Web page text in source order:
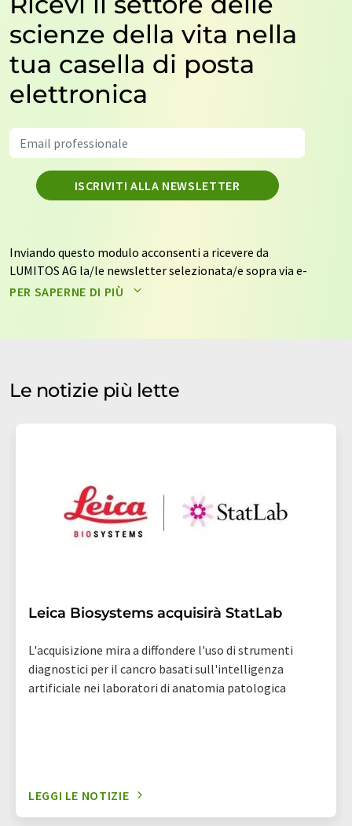
scienze della vita nella
tua casella di posta
elettronica
ISCRIVITI ALLA NEWSLETTER
Inviando questo modulo acconsenti a ricevere da
LUMITOS AG la/le newsletter selezionata/e sopra via e-
mail. I tuoi dati non saranno trasmessi a terzi. I tuoi dati
contattarti via e-mail per scopi pubblicitari o per
consenso in qualsiasi momento senza fornire
motivazioni a LUMITOS AG, Ernst-Augustin-Str. 2, 12489
PER SAPERNE DI PIÙ
Le notizie più lette
Leica Biosystems acquisirà StatLab
L'acquisizione mira a diffondere l'uso di strumenti
diagnostici per il cancro basati sull'intelligenza
artificiale nei laboratori di anatomia patologica
LEGGI LE NOTIZIE